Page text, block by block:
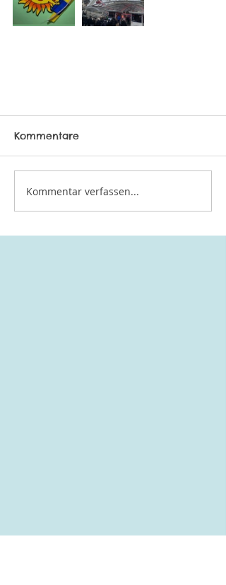
Kommentare
Kommentar verfassen...